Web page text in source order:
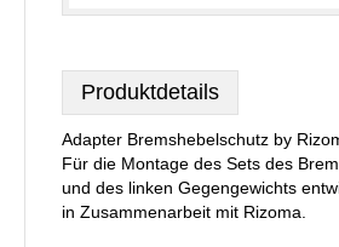
Produktdetails
Adapter Bremshebelschutz by
Für die Montage des Sets des
und des linken Gegengewichts
in Zusammenarbeit mit Rizoma.